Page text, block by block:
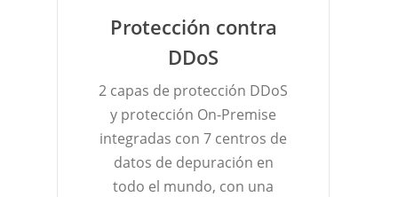
Protección contra
DDoS
2 capas de protección DDoS
y protección On-Premise
integradas con 7 centros de
datos de depuración en
todo el mundo, con una